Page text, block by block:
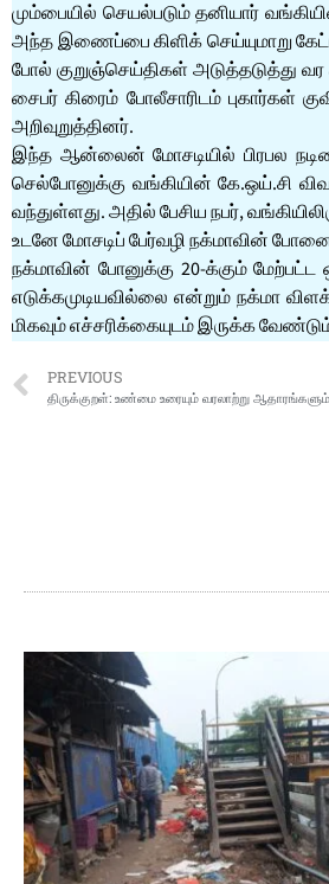
மும்பையில் செயல்படும் தனியார்
அந்த இணைப்பை கிளிக் செய்யுமாறு
போல் குறுஞ்செய்திகள் அடுத்தடுத்து
சைபர் கிரைம் போலீசாரிடம் புகார்கள்
அறிவுறுத்தினர்.
இந்த ஆன்லைன் மோசடியில் பிரபல
செல்போனுக்கு வங்கியின் கே.ஒய்.சி
வந்துள்ளது. அதில் பேசிய நபர்,
உடனே மோசடிப் பேர்வழி நக்மாவின் போனை
நக்மாவின் போனுக்கு 20-க்கும்
எடுக்கமுடியவில்லை என்றும் நக்மா
மிகவும் எச்சரிக்கையுடம் இருக்க
PREVIOUS
திருக்குறள்: உண்மை உரையும் வரலாற்று ஆதாரங்களும்